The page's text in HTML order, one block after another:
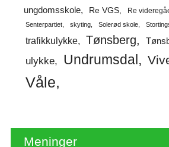
ungdomsskole
Re VGS Re
Senterpartiet skyting Solerød skole
trafikkulykke Tønsberg
ulykke Undrumsdal
Våle
Meninger